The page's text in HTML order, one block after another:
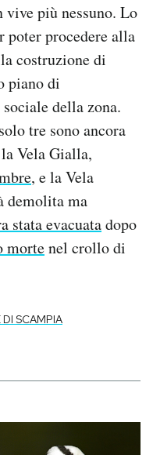
vive più nessuno. Lo
poter procedere alla
costruzione di
piano di
della zona.
tre sono ancora
Vela Gialla,
, e la Vela
demolita ma
stata evacuatadopo
mortenel crollo di
DI SCAMPIA